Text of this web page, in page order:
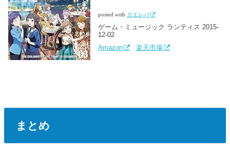
posted with カエレバ
ゲーム・ミュージック ランティス 2015-
12-02
Amazon
楽天市場
まとめ